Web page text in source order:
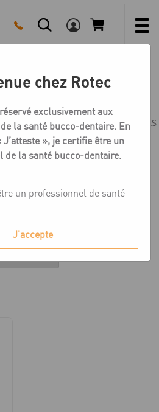
LS
Céramique Création LS Glaze LS
chez Rotec
exclusivement aux
la santé bucco-dentaire. En
», je certifie être un
de la santé bucco-dentaire.
un professionnel de santé
J'accepte